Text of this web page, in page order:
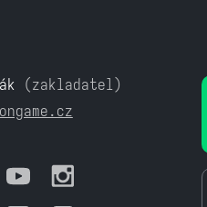
(zakladatel)